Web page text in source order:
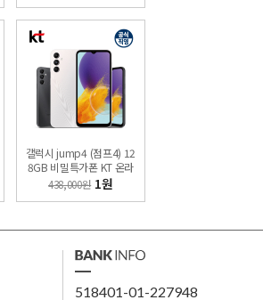
갤럭시 jump4 (점프4) 12
8GB 비밀특가폰 KT 온라
인샵
438,000원 1원
518401-01-227948